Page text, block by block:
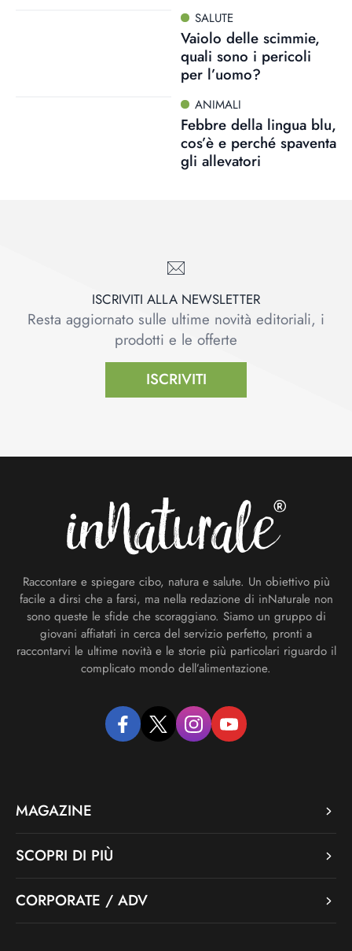
SALUTE
Vaiolo delle scimmie,
quali sono i pericoli
per l’uomo?
ANIMALI
Febbre della lingua blu,
cos’è e perché spaventa
gli allevatori
ISCRIVITI ALLA NEWSLETTER
Resta aggiornato sulle ultime novità editoriali, i
prodotti e le offerte
ISCRIVITI
Raccontare e spiegare cibo, natura e salute. Un obiettivo più
facile a dirsi che a farsi, ma nella redazione di inNaturale non
sono queste le sfide che scoraggiano. Siamo un gruppo di
giovani affiatati in cerca del servizio perfetto, pronti a
raccontarvi le ultime novità e le storie più particolari riguardo il
complicato mondo dell’alimentazione.
facebooktwitter instagramyoutube
MAGAZINE
SCOPRI DI PIÙ
CORPORATE / ADV